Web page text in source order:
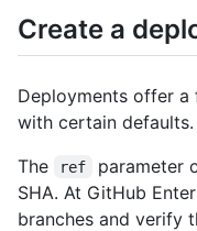
Create a
Deployments offer
with certain defaults.
The
ref
parameter
SHA. At GitHub
branches and verify